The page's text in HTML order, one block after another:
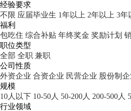
经验要求
不限 应届毕业生 1年以上 2年以上 3年
福利
包吃住 综合补贴 年终奖金 奖励计划
职位类型
全部 全职 兼职
公司性质
外资企业 合资企业 民营企业 股份制
规模
10人以下 10-50人 50-200人 200-500人
行业领域